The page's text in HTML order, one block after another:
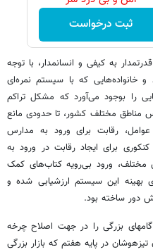
ثبت درخواست
به کیفی و انسان­مدار، با توجه
و خانواده‌­هایی که با سیستم نمره‌­ای
را بوجود می­‌آورد که مشکل تراکم
مناطق مختلف کشور، تا حدودی مانع
رقابت برای ورود به مدارس
برای ایجاد رقابت در ورود به
مختلف، ورود بی‌رویه کتاب­‌های کمک
بهینه این سیستم ارزشیابی شده و
دور ساخته بود.
بزرگی را در جهت اصلاح چرخه
در پایه هفتم که بازار بزرگی